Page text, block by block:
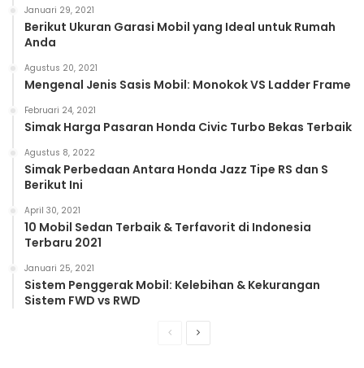
Januari 29, 2021
Berikut Ukuran Garasi Mobil yang Ideal untuk Rumah
Anda
Agustus 20, 2021
Mengenal Jenis Sasis Mobil: Monokok VS Ladder Frame
Februari 24, 2021
Simak Harga Pasaran Honda Civic Turbo Bekas Terbaik
Agustus 8, 2022
Simak Perbedaan Antara Honda Jazz Tipe RS dan S
Berikut Ini
April 30, 2021
10 Mobil Sedan Terbaik & Terfavorit di Indonesia
Terbaru 2021
Januari 25, 2021
Sistem Penggerak Mobil: Kelebihan & Kekurangan
Sistem FWD vs RWD
PreviousNext